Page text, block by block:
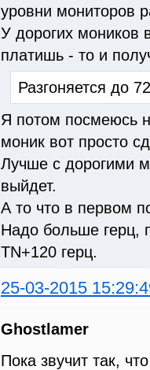
уровни мониторов
У дорогих моников
платишь - то и
Разгоняется до
Я потом посмеюсь
моник вот просто
Лучше с дорогими
выйдет.
А то что в первом
Надо больше герц,
TN+120 герц.
25-03-2015
Ghostlamer
Пока звучит так,